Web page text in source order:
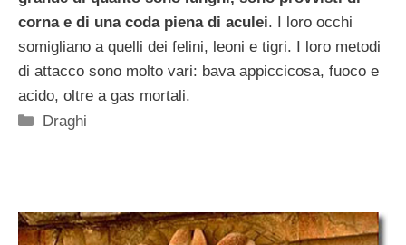
corna e di una coda piena di aculei. I loro occhi
somigliano a quelli dei felini, leoni e tigri. I loro metodi
di attacco sono molto vari: bava appiccicosa, fuoco e
acido, oltre a gas mortali.
Categorie
Draghi